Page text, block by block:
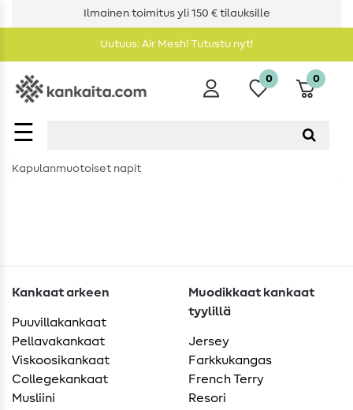
Ilmainen toimitus yli 150 € tilauksille
Uutuus: Air Mesh! Tutustu nyt!
☰
0 0
Kapulanmuotoiset napit
Kankaat arkeen
Puuvillakankaat
Pellavakankaat
Viskoosikankaat
Collegekankaat
Musliini
Muodikkaat kankaat
tyylillä
Jersey
Farkkukangas
French Terry
Resori